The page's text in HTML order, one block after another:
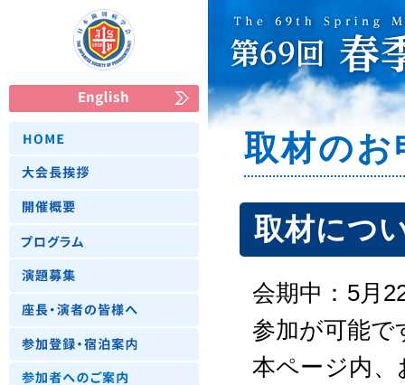
取材のお
取材につ
会期中：5月
参加が可能で
本ページ内